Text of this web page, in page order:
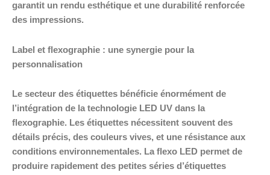
garantit un rendu esthétique et une durabilité renforcée
des impressions.
Label et flexographie : une synergie pour la
personnalisation
Le secteur des étiquettes bénéficie énormément de
l’intégration de la technologie LED UV dans la
flexographie. Les étiquettes nécessitent souvent des
détails précis, des couleurs vives, et une résistance aux
conditions environnementales. La flexo LED permet de
produire rapidement des petites séries d’étiquettes